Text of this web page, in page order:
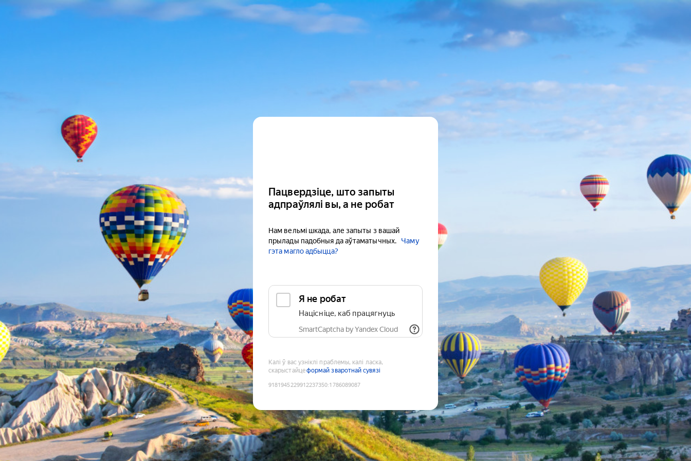
Пацвердзіце, што запыты
адпраўлялі вы, а не робат
Нам вельмі шкада, але запыты з вашай
прылады падобныя да аўтаматычных.
Чаму
гэта магло адбыцца?
Я не робат
Націсніце, каб працягнуць
SmartCaptcha by Yandex Cloud
Калі ў вас узніклі праблемы, калі ласка,
скарыстайцеформай зваротнай сувязі
9181945229912237350:1786089087